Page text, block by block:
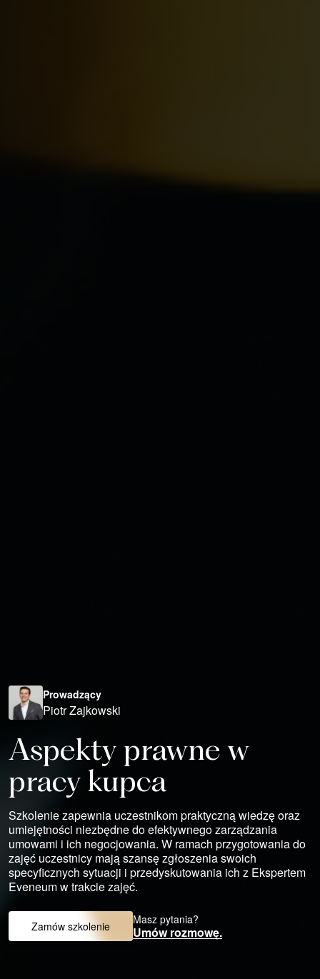
Prowadzący
Piotr Zajkowski
Aspekty prawne w
pracy kupca
Szkolenie zapewnia uczestnikom praktyczną wiedzę oraz
umiejętności niezbędne do efektywnego zarządzania
umowami i ich negocjowania. W ramach przygotowania do
zajęć uczestnicy mają szansę zgłoszenia swoich
specyficznych sytuacji i przedyskutowania ich z Ekspertem
Eveneum w trakcie zajęć.
Zamów szkolenie Masz pytania?
Umów rozmowę.